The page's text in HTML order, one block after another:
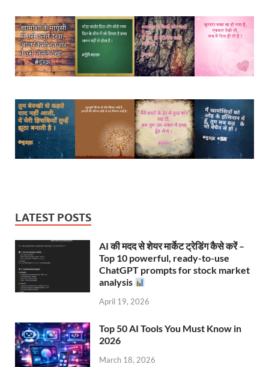
LATEST POSTS
AI की मदद से शेयर मार्केट ट्रेडिंग कैसे करें –
Top 10 powerful, ready-to-use
ChatGPT prompts for stock market
analysis
April 19, 2026
Top 50 AI Tools You Must Know in
2026
March 18, 2026